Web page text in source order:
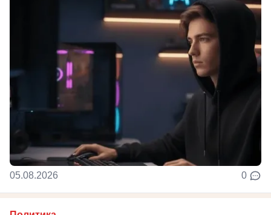
05.08.2026 0